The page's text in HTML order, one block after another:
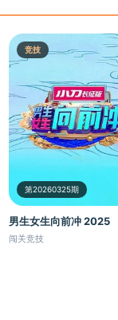
竞技
第20260325期
男生女生向前冲 2025
闯关竞技